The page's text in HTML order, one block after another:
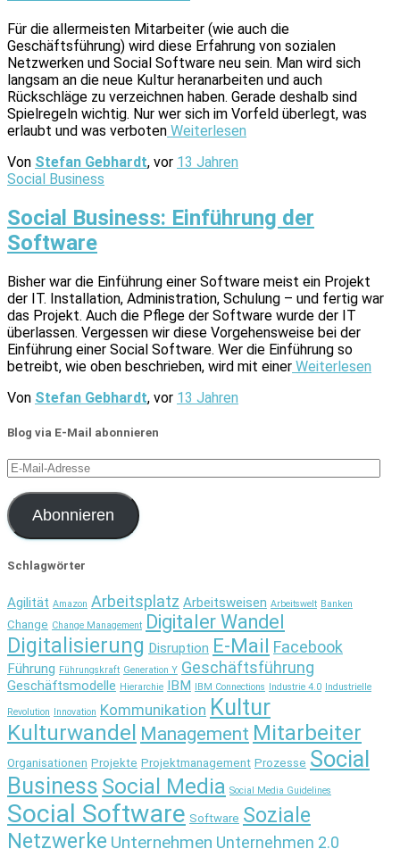
Für die allermeisten Mitarbeiter (wie auch die
Geschäftsführung) wird diese Erfahrung von sozialen
Netzwerken und Social Software neu sein. Man wird sich
langsam an die neue Kultur heranarbeiten und auch
Rückschläge zu verzeichnen haben. Gerade deshalb sind
Spielregeln wichtig. Nur wer sich im Vorfeld überlegt, was
erlaubt und was verboten Weiterlesen
Von Stefan Gebhardt, vor 13 Jahren
Social Business
Social Business: Einführung der
Software
Bisher war die Einführung einer Software meist ein Projekt
der IT. Installation, Administration, Schulung – und fertig war
das Projekt. Auch die Pflege der Software wurde der IT
überlassen. Vergessen wir diese Vorgehensweise bei der
Einführung einer Social Software. Wer die Einführung so
betreibt, wie oben beschrieben, wird mit einer Weiterlesen
Von Stefan Gebhardt, vor 13 Jahren
Blog via E-Mail abonnieren
E-
Mail-
Adresse
Abonnieren
Schlagwörter
Agilität Amazon Arbeitsplatz Arbeitsweisen Arbeitswelt Banken
Change Change Management Digitaler Wandel
Digitalisierung Disruption E-Mail Facebook
Führung Führungskraft Generation Y Geschäftsführung
Geschäftsmodelle Hierarchie IBM IBM Connections Industrie 4.0 Industrielle
Revolution Innovation Kommunikation Kultur
Kulturwandel Management Mitarbeiter
Organisationen Projekte Projektmanagement Prozesse Social
Business Social Media Social Media Guidelines
Social Software Software Soziale
Netzwerke Unternehmen Unternehmen 2.0